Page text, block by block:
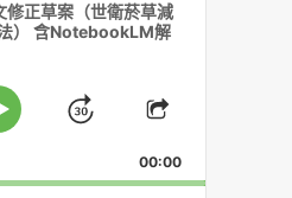
正草案（世衛菸草減
） 含NotebookLM解
Jump
Forward
Share
Episode
00:00